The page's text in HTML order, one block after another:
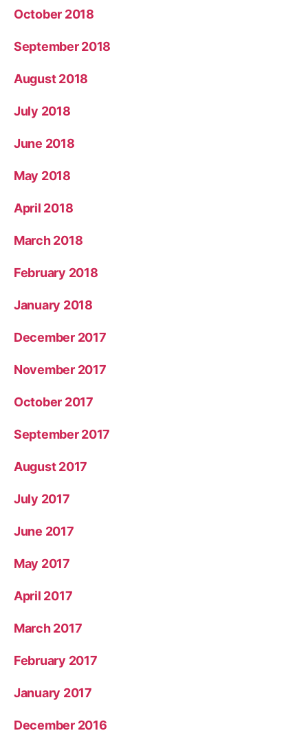
October 2018
September 2018
August 2018
July 2018
June 2018
May 2018
April 2018
March 2018
February 2018
January 2018
December 2017
November 2017
October 2017
September 2017
August 2017
July 2017
June 2017
May 2017
April 2017
March 2017
February 2017
January 2017
December 2016